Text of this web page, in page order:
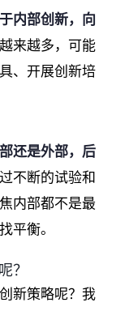
内部创新，向
来越多，可能
、开展创新培
还是外部，后
不断的试验和
内部都不是最
平衡。
？
新策略呢？我